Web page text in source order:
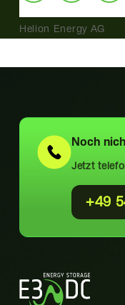
Helion Energy AG
Noch
Jetzt
+49